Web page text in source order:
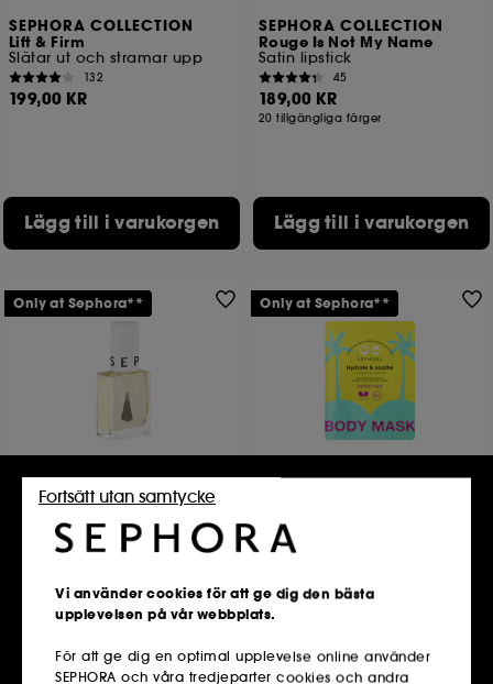
SEPHORA COLLECTION
Lift & Firm
Slätar ut och stramar upp
132
199,00 KR
Lägg till i varukorgen
SEPHORA COLLECTION
Rouge Is Not My Name
Satin lipstick
45
189,00 KR
20 tillgängliga färger
Lägg till i varukorgen
SEPHORA COLLECTION
Cuticle Care
1
129,00 KR
Lägg till i varukorgen
Only at Sephora**
SEPHORA COLLECTION
After-sun kroppsmask
89,00 KR
Lägg till i varukorgen
Only at Sephora**
Vi använder cookies för att ge dig den bästa
upplevelsen på vår webbplats.
För att ge dig en optimal upplevelse online använder
SEPHORA och våra tredjeparter cookies och andra
Fortsätt utan samtycke